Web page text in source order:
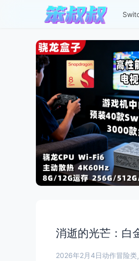
消逝的光芒：白
2026年2月4日动作冒险类,